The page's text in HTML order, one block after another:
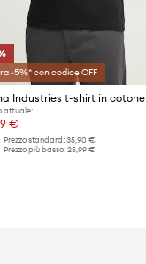
-5%* con codice OFF
Industries t-shirt in cotone
attuale:
€
Prezzo standard: 35,90 €
Prezzo più basso: 25,99 €